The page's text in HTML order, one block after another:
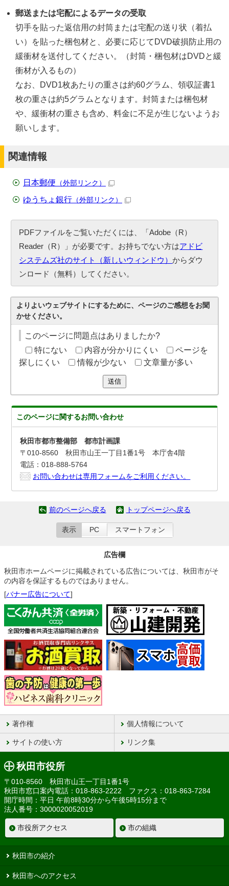
郵送または宅配によるデータの受取
切手を貼った返信用の封筒または宅配の送り状（着払
い）を貼った梱包材と、必要に応じてDVD破損防止用の
緩衝材を送付してください。（封筒・梱包材はDVDと緩
衝材が入るもの）
なお、DVD1枚あたりの重さは約60グラム、領収証書1
枚の重さは約5グラムとなります。封筒または梱包材
や、緩衝材の重さも含め、料金に不足が生じないようお
願いします。
関連情報
日本郵便 （外部リンク）
ゆうちょ銀行 （外部リンク）
PDFファイルをご覧いただくには、「Adobe（R）
Reader（R）」が必要です。お持ちでない方はアドビ
システムズ社のサイト（新しいウィンドウ）からダウ
ンロード（無料）してください。
よりよいウェブサイトにするために、ページのご感想をお聞
かせください。
このページに問題点はありましたか?
特にない
内容が分かりにくい
ページを
探しにくい
情報が少ない 文章量が多い
送信
このページに関するお問い合わせ
秋田市都市整備部 都市計画課
〒010-8560 秋田市山王一丁目1番1号 本庁舎4階
電話：018-888-5764
お問い合わせは専用フォームをご利用ください。
前のページへ戻る トップページへ戻る
表示 PC スマートフォン
広告欄
秋田市ホームページに掲載されている広告については、秋田市がそ
の内容を保証するものではありません。
[バナー広告について]
著作権 個人情報について
サイトの使い方 リンク集
秋田市役所
〒010-8560 秋田市山王一丁目1番1号
秋田市窓口案内電話：018-863-2222 ファクス：018-863-7284
開庁時間：平日 午前8時30分から午後5時15分まで
法人番号：3000020052019
市役所アクセス 市の組織
秋田市の紹介
秋田市へのアクセス